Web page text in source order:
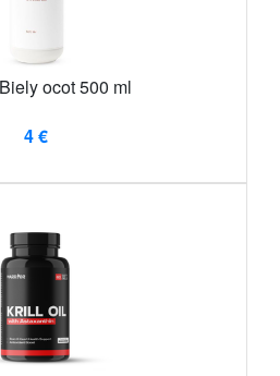
ocot 500 ml
4 €